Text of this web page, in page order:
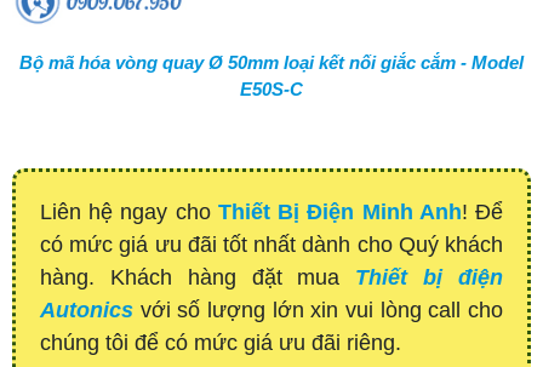
Bộ mã hóa vòng quay Ø 50mm loại kết nối giắc cắm - Model
E50S-C
Liên hệ ngay cho Thiết Bị Điện Minh Anh! Để
có mức giá ưu đãi tốt nhất dành cho Quý khách
hàng. Khách hàng đặt mua Thiết bị điện
Autonics với số lượng lớn xin vui lòng call cho
chúng tôi để có mức giá ưu đãi riêng.